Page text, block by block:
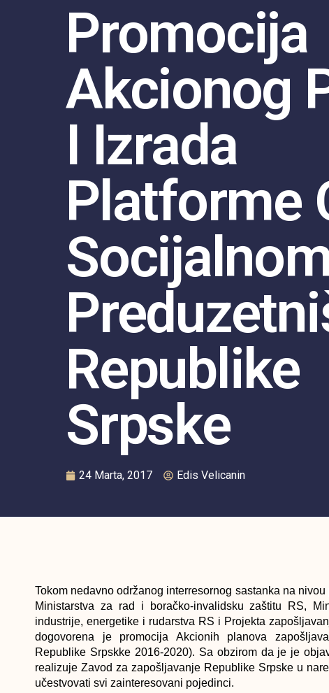
Promocija
Akcionog
I Izrada
Platforme
Republike
Srpske
24 Marta, 2017 Edis Velicanin
Tokom nedavno održanog interresornog sastanka na
Ministarstva za rad i boračko-invalidsku zaštitu RS,
industrije, energetike i rudarstva RS i Projekta
dogovorena je promocija Akcionih planova
Republike Srpskke 2016-2020). Sa obzirom da je je
realizuje Zavod za zapošljavanje Republike Srpske u
učestvovati svi zainteresovani pojedinci.